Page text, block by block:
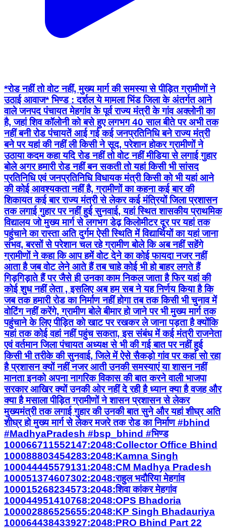
*रोड नहीं तो वोट नहीं, मुख्य मार्ग की समस्या से पीड़ित ग्रामीणों ने
उठाई आवाज* भिण्ड : दर्शल ये मामला भिंड जिला के अंतर्गत आने
वाले जनपद पंचायत मेहगांव के पूर्व राज्य मंत्री के गांव अक्लोनी का
है, जहां शिव कॉलोनी को बसे हुए लगभग 40 साल बीते पर अभी तक
नहीं बनी रोड पंचायतें आई गई कई जनप्रतिनिधि बने राज्य मंत्री
बने पर यहां की नहीं ली किसी ने सूद, परेशान होकर ग्रामीणों ने
उठाया कदम कहा यदि रोड नहीं तो वोट नहीं मीडिया से लगाई गुहार
बोले अगर हमारी रोड नहीं बन सकती तो यहां किसी भी सांसद
प्रतिनिधि एवं जनप्रतिनिधि विधायक मंत्री किसी को भी यहां आने
की कोई आवश्यकता नहीं है, ग्रामीणों का कहना कई बार की
शिकायत कई बार राज्य मंत्री से लेकर कई मंत्रियों जिला प्रशासन
तक लगाई गुहार पर नहीं हुई सुनवाई, यहां स्थित शासकीय प्राथमिक
विद्यालय जो मुख्य मार्ग से लगभग डेढ़ किलोमीटर दूर पर यहां तक
पहुंचाने का रास्ता अति दुर्गम ऐसी स्थिति में विद्यार्थियों का यहां जाना
संभव, बरसों से परेशान चल रहे ग्रामीण बोले कि अब नहीं सहेंगे
ग्रामीणों ने कहा कि आप हमें वोट देने का कोई फायदा नजर नहीं
आता है जब वोट लेने आते हैं तब चाहे कोई भी हो बाहर लगते हैं
गिड़गिड़ाते हैं पर जैसे ही उनका काम निकल जाता है फिर यहां की
कोई शुध नहीं लेता , इसलिए अब हम सब ने यह निर्णय किया है कि
जब तक हमारी रोड का निर्माण नहीं होगा तब तक किसी भी चुनाव में
वोटिंग नहीं करेंगे, ग्रामीण बोले बीमार हो जाने पर भी मुख्य मार्ग तक
पहुंचाने के लिए पीड़ित को खाट पर रखकर ले जाना पड़ता है क्योंकि
यहां तक कोई वहां नहीं पहुंच सकता, इस संबंध में कई मंत्री राजनेता
एवं वर्तमान जिला पंचायत अध्यक्ष से भी की गई बात पर नहीं हुई
किसी भी तरीके की सुनवाई, जिले में ऐसे सैकड़ो गांव पर कहां सो रहा
है प्रशासन क्यों नहीं नजर आती उनकी समस्याएं या शासन नहीं
मानता इनको अपना नागरिक विकास की बात करने वाली भाजपा
सरकार आखिर क्यों उनकी ओर नहीं दे रही है ध्यान क्या है वजह और
क्या है मसाला पीड़ित ग्रामीणों ने शासन प्रशासन से लेकर
मुख्यमंत्री तक लगाई गुहार की उनकी बात सुने और यहां शीघ्र अति
शीघ्र हो मुख्य मार्ग से लेकर मजरे तक रोड का निर्माण #bhind
#MadhyaPradesh #bsp_bhind #भिण्ड
100066711552147:2048:Collector Office Bhind
100088803454283:2048:Kamna Singh
100044445579131:2048:CM Madhya Pradesh
100051374607302:2048:राहुल भदौरिया मेहगांव
100015268234573:2048:शिवा कांकर मेहगांव
100044951410768:2048:OPS Bhadoria
100002886525655:2048:KP Singh Bhadauriya
100064438433927:2048:PRO Bhind Part 22